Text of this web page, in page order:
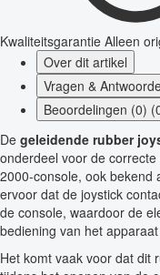
Kwaliteitsgarantie Alleen
Over dit artikel
Vragen &
Beoordelingen (0)
De geleidende rubber
onderdeel voor de
2000-console, ook bekend
ervoor dat de joystick
de console, waardoor de
bediening van het
Het komt vaak voor dat dit